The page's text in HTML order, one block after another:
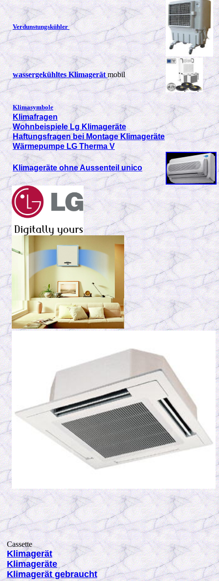
Verdunstungskühler
wassergekühltes Klimagerätmobil
Klimasymbole
Klimafragen
Wohnbeispiele Lg Klimageräte
Haftungsfragen bei Montage Klimageräte
Wärmepumpe LG Therma V
Klimageräte ohne Aussenteil unico
Cassette
Klimagerät
Klimageräte
Klimagerät gebraucht